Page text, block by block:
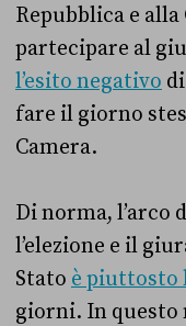
Repubblica e
partecipare al
l’esito negativo
fare il giorno
Camera.
Di norma,
l’elezione e il
Stato è piuttosto
giorni. In questo